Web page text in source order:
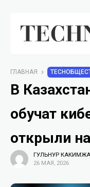
ГЛАВНАЯ
В
обучат
открыли
ГУЛЬНУР
26 МАЯ, 2026